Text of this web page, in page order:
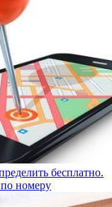
бесплатно.
номеру